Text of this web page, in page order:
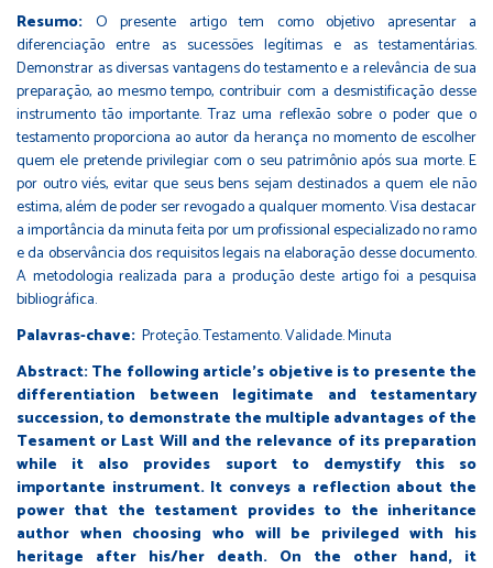
Resumo: O presente artigo tem como objetivo apresentar a
diferenciação entre as sucessões legítimas e as testamentárias.
Demonstrar as diversas vantagens do testamento e a relevância de sua
preparação, ao mesmo tempo, contribuir com a desmistificação desse
instrumento tão importante. Traz uma reflexão sobre o poder que o
testamento proporciona ao autor da herança no momento de escolher
quem ele pretende privilegiar com o seu patrimônio após sua morte. E
por outro viés, evitar que seus bens sejam destinados a quem ele não
estima, além de poder ser revogado a qualquer momento. Visa destacar
a importância da minuta feita por um profissional especializado no ramo
e da observância dos requisitos legais na elaboração desse documento.
A metodologia realizada para a produção deste artigo foi a pesquisa
bibliográfica.
Palavras-chave: Proteção. Testamento. Validade. Minuta
Abstract: The following article’s objetive is to presente the
differentiation between legitimate and testamentary
succession, to demonstrate the multiple advantages of the
Tesament or Last Will and the relevance of its preparation
while it also provides suport to demystify this so
importante instrument. It conveys a reflection about the
power that the testament provides to the inheritance
author when choosing who will be privileged with his
heritage after his/her death. On the other hand, it